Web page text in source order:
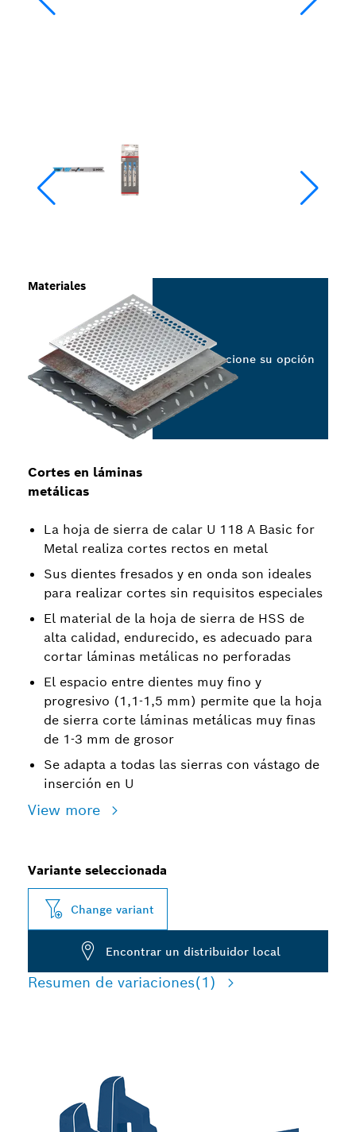
Cortes en láminas
metálicas
La hoja de sierra de calar U 118 A Basic for
Metal realiza cortes rectos en metal
Sus dientes fresados y en onda son ideales
para realizar cortes sin requisitos especiales
El material de la hoja de sierra de HSS de
alta calidad, endurecido, es adecuado para
cortar láminas metálicas no perforadas
El espacio entre dientes muy fino y
progresivo (1,1-1,5 mm) permite que la hoja
de sierra corte láminas metálicas muy finas
de 1-3 mm de grosor
Se adapta a todas las sierras con vástago de
inserción en U
View more
Materiales
Seleccione su opción
Variante seleccionada
Change variant
Encontrar un distribuidor local
Resumen de variaciones(1)